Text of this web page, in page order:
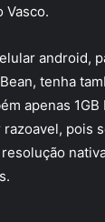
Vasco.
android,
tenha
apenas 1GB
pois